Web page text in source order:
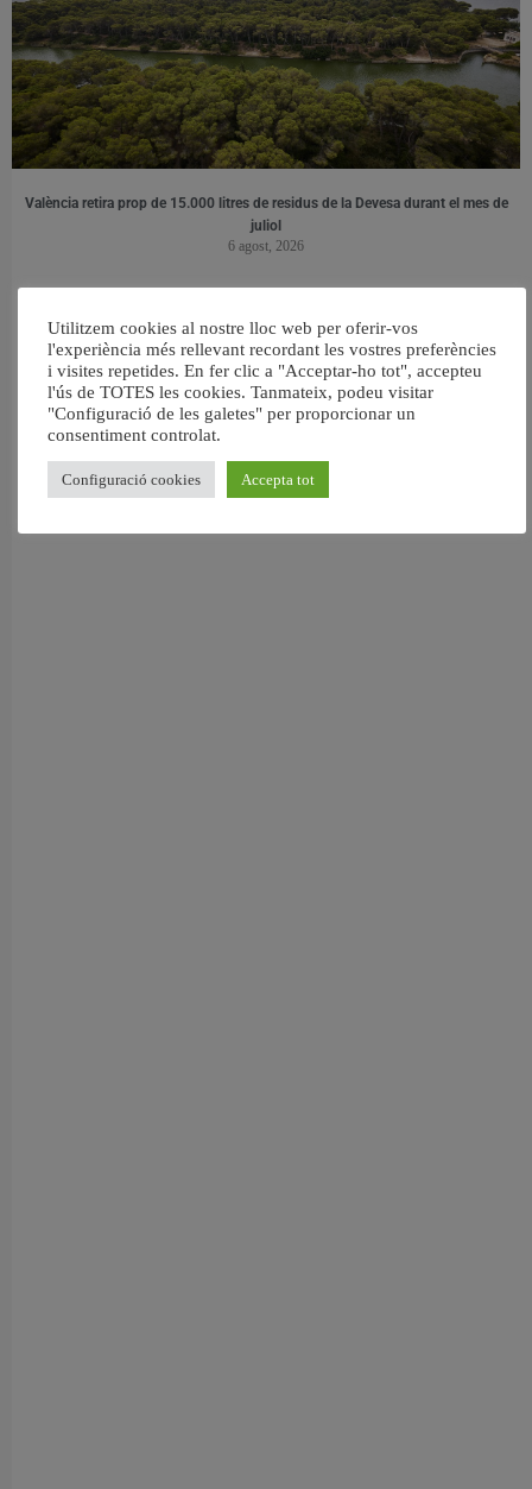
València retira prop de 15.000 litres de residus de la Devesa durant el mes de
juliol
6 agost, 2026
Utilitzem cookies al nostre lloc web per oferir-vos
l'experiència més rellevant recordant les vostres preferències
i visites repetides. En fer clic a "Acceptar-ho tot", accepteu
l'ús de TOTES les cookies. Tanmateix, podeu visitar
"Configuració de les galetes" per proporcionar un
consentiment controlat.
Configuració cookies Accepta tot